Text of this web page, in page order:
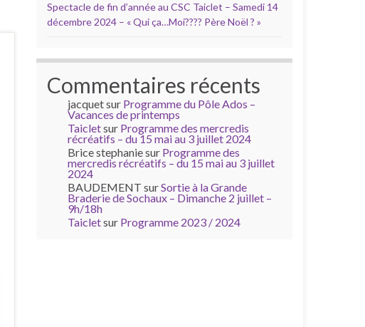
Spectacle de fin d’année au CSC Taiclet – Samedi 14
décembre 2024 – « Qui ça…Moi???? Père Noël ? »
Commentaires récents
jacquetsur Programme du Pôle Ados –
Vacances de printemps
Taicletsur Programme des mercredis
récréatifs – du 15 mai au 3 juillet 2024
Brice stephaniesur Programme des
mercredis récréatifs – du 15 mai au 3 juillet
2024
BAUDEMENT surSortie à la Grande
Braderie de Sochaux – Dimanche 2 juillet –
9h/18h
Taicletsur Programme 2023 / 2024